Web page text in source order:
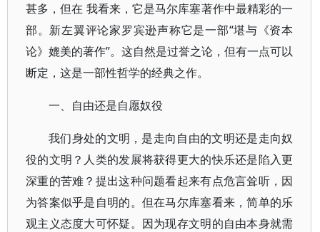
甚多，但在 我看来，它是马尔库塞著作中最精彩的一
部。新左翼评论家罗宾逊声称它是一部“堪与《资本
论》媲美的著作”。这自然是过誉之论，但有一点可以
断定，这是一部性哲学的经典之作。
一、自由还是自愿奴役
我们身处的文明，是走向自由的文明还是走向奴
役的文明？人类的发展将获得更大的快乐还是陷入更
深重的苦难？提出这种问题看起来有点危言耸听，因
为答案似乎是自明的。但在马尔库塞看来，简单的乐
观主义态度大可怀疑。因为现存文明的自由本身就需